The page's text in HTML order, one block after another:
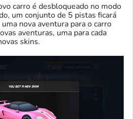
carro é desbloqueado no modo
um conjunto de 5 pistas ficará
nova aventura para o carro
aventuras, uma para cada
skins.